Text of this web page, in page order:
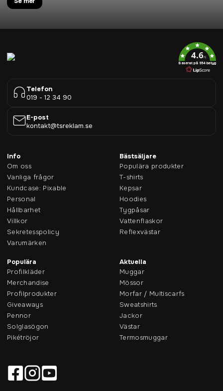
4.6/5
Baserat på 954 betyg
Telefon
019 - 12 34 90
E-post
kontakt@tsreklam.se
Info
Om oss
Vanliga frågor
Kundcase: Pixable
Personal
Hållbarhet
Villkor
Sekretesspolicy
Varumärken
Bästsäljare
Populära produkter
T-shirts
Kepsar
Hoodies
Tygpåsar
Vattenflaskor
Reflexvästar
Populära
Profilkläder
Merchandise
Profilprodukter
Giveaways
Pennor
Solglasögon
Pikétröjor
Aktuella
Muggar
Mössor
Morfar / Multiscarfs
Sweatshirts
Jackor
Västar
Termosmuggar